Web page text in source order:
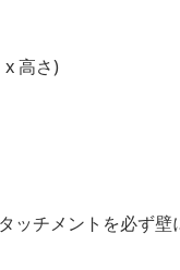
x 高さ)
ッチメントを必ず壁